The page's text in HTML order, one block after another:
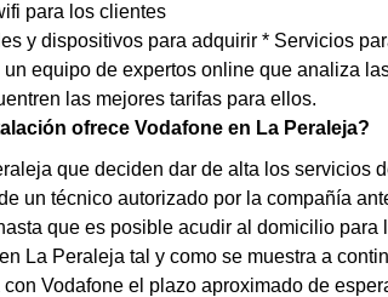
para los clientes
y dispositivos para adquirir * Servicios
equipo de expertos online que analiza
las mejores tarifas para ellos.
ofrece Vodafone en La Peraleja?
que deciden dar de alta los servicios
un técnico autorizado por la compañía
que es posible acudir al domicilio
La Peraleja tal y como se muestra a
Vodafone el plazo aproximado de